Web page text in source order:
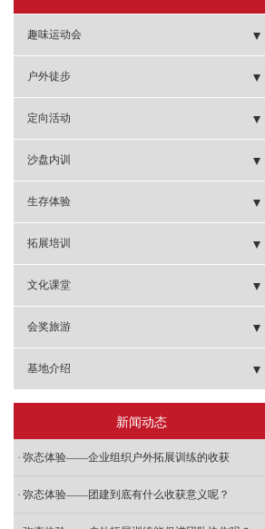
- 超级过山车
- 挑战哥德堡
趣味运动会
- “童年时光”运动会
- 企业趣味运动
- 社区趣味运动会
- 水上趣味运动会
- 亲子家庭运动会
- 学校趣味运动会
户外徒步
- 天柱山徒步
- 徽杭古道徒步
- 定向闯关
- 前格村徒步
- 安溪志闽徒步
- 十里蓝山徒步
- 天竺山徒步
- 徒步类团建
定向活动
- 定向闯关
- 鼓浪屿寻宝
- 城市定向
- 古山重定向
- 彩虹跑
- 埭美古镇定向
沙盘内训
- 峥嵘岁月
- 疯狂市场
- 模拟联合国
- 运筹帷幄
- 全-面运营管理沙盘
- 项目管理与运营沙盘
- 《赢在起跑线》新人融入课程
生存体验
- 野外生存
- 魔鬼训练
- 森林探险
- 企业军训
- 冲出亚马逊
拓展培训
- 罗马炮架
- 疯狂市场
- 领袖风采
- 漫漫人生路
- 七彩人生
文化课堂
- 明德系列课堂《管理治要》
- 明德系列课堂《财富大道》
会奖旅游
- 会奖旅游
基地介绍
- 厦门基地
- 漳州基地
新闻动态
弥态体验——企业组织户外拓展训练的收获
弥态体验——团建到底有什么收获意义呢？